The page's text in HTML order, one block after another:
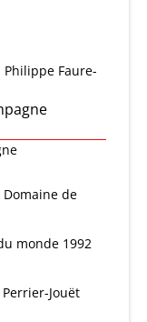
Philippe Faure-
de
monde 1992
Jouët